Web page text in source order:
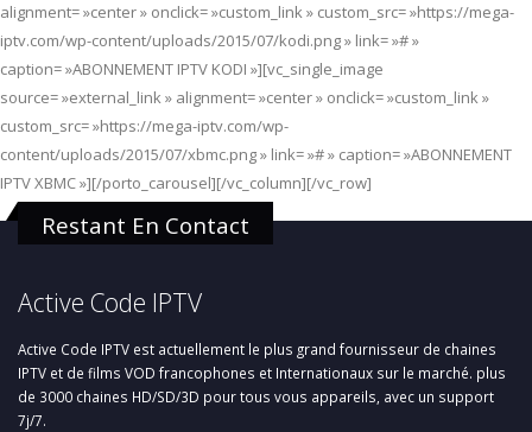
alignment= »center » onclick= »custom_link » custom_src= »https://mega-
iptv.com/wp-content/uploads/2015/07/kodi.png » link= »# »
caption= »ABONNEMENT IPTV KODI »][vc_single_image
source= »external_link » alignment= »center » onclick= »custom_link »
custom_src= »https://mega-iptv.com/wp-
content/uploads/2015/07/xbmc.png » link= »# » caption= »ABONNEMENT
IPTV XBMC »][/porto_carousel][/vc_column][/vc_row]
Restant En Contact
Active Code IPTV
Active Code IPTV est actuellement le plus grand fournisseur de chaines
IPTV et de films VOD francophones et Internationaux sur le marché. plus
de 3000 chaines HD/SD/3D pour tous vous appareils, avec un support
7j/7.